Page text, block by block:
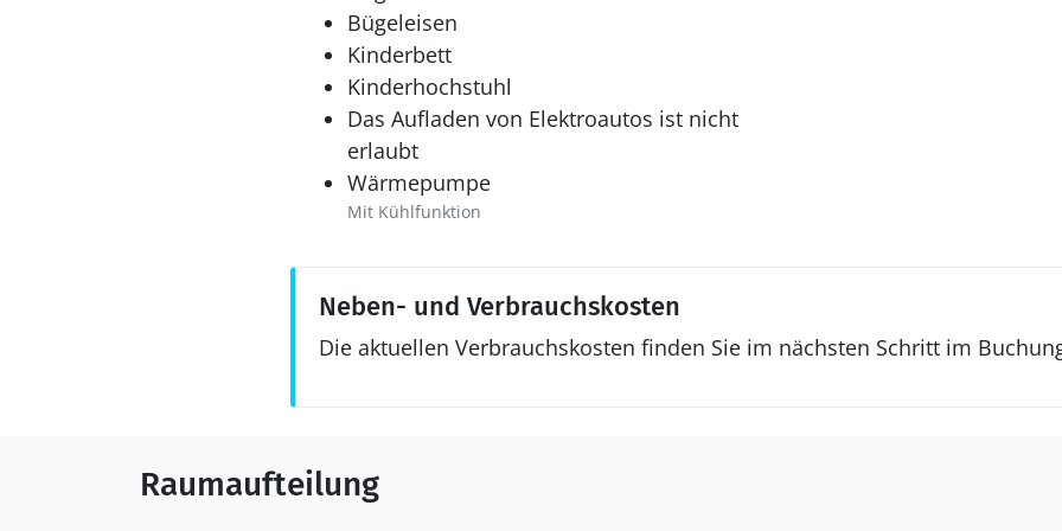
Bügeleisen
Kinderbett
Kinderhochstuhl
Das Aufladen von Elektroautos ist nicht
erlaubt
Wärmepumpe
Mit Kühlfunktion
Neben- und Verbrauchskosten
Die aktuellen Verbrauchskosten finden Sie im nächsten Schritt im
Raumaufteilung